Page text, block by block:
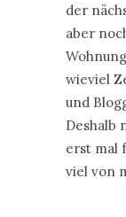
der
aber
wieviel
und
Deshalb
erst mal
viel von